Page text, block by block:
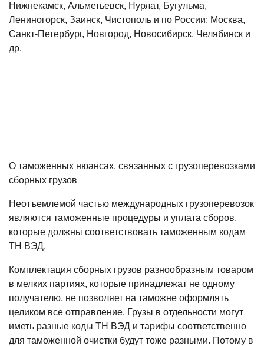
Нижнекамск, Альметьевск, Нурлат, Бугульма,
Лениногорск, Заинск, Чистополь и по России: Москва,
Санкт-Петербург, Новгород, Новосибирск, Челябинск и
др.
О таможенных нюансах, связанных с грузоперевозками
сборных грузов
Неотъемлемой частью международных грузоперевозок
являются таможенные процедуры и уплата сборов,
которые должны соответствовать таможенным кодам
ТН ВЭД.
Комплектация сборных грузов разнообразным товаром
в мелких партиях, которые принадлежат не одному
получателю, не позволяет на таможне оформлять
целиком все отправление. Грузы в отдельности могут
иметь разные коды ТН ВЭД и тарифы соответственно
для таможенной очистки будут тоже разными. Потому в